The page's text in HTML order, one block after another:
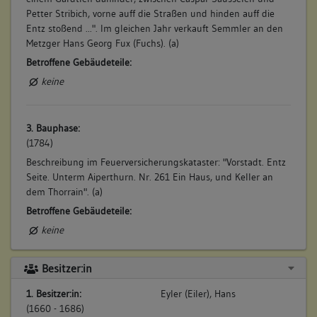
Petter Stribich, vorne auff die Straßen und hinden auff die
Entz stoßend ...". Im gleichen Jahr verkauft Semmler an den
Metzger Hans Georg Fux (Fuchs). (a)
Betroffene Gebäudeteile:
keine
3. Bauphase:
(1784)
Beschreibung im Feuerversicherungskataster: "Vorstadt. Entz
Seite. Unterm Aiperthurn. Nr. 261 Ein Haus, und Keller an
dem Thorrain". (a)
Betroffene Gebäudeteile:
keine
4. Bauphase:
(1814)
Christoph Friedrich Reinhardt verkauft das Vorderhaus an
Besitzer:in
1. Besitzer:in:
(1660 - 1686)
Eyler (Eiler), Hans